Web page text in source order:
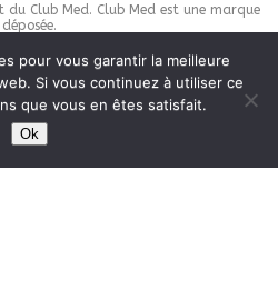
Club Med. Club Med est une marque
déposée.
bywp-copyrightpro.com
pour vous garantir la meilleure
Si vous continuez à utiliser ce
que vous en êtes satisfait.
Ok